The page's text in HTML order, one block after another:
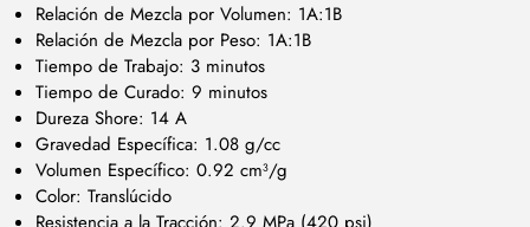
Relación de Mezcla por Volumen: 1A:1B
Relación de Mezcla por Peso: 1A:1B
Tiempo de Trabajo: 3 minutos
Tiempo de Curado: 9 minutos
Dureza Shore: 14 A
Gravedad Específica: 1.08 g/cc
Volumen Específico: 0.92 cm³/g
Color: Translúcido